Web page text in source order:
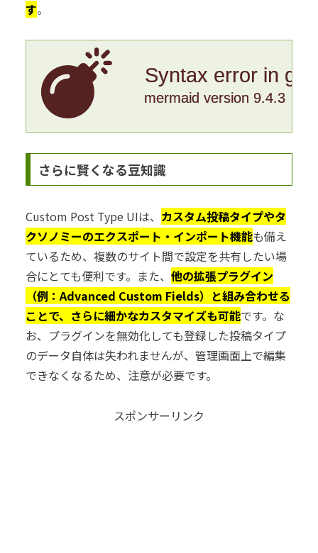
す。
Syntax error in
mermaid version 9.4.3
さらに賢くなる豆知識
Custom Post Type UIは、 カスタム投稿タイプやタ
クソノミーのエクスポート・インポート機能も備え
ているため、複数のサイト間で設定を共有したい場
合にとても便利です。また、 他の拡張プラグイン
（例：Advanced Custom Fields）と組み合わせる
ことで、さらに細かなカスタマイズも可能です。な
お、プラグインを無効化しても登録した投稿タイプ
のデータ自体は失われませんが、管理画面上で編集
できなくなるため、注意が必要です。
スポンサーリンク